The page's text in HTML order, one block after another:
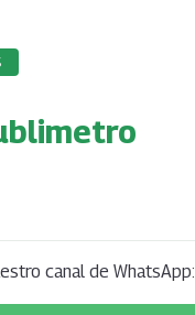
canal de WhatsApp: